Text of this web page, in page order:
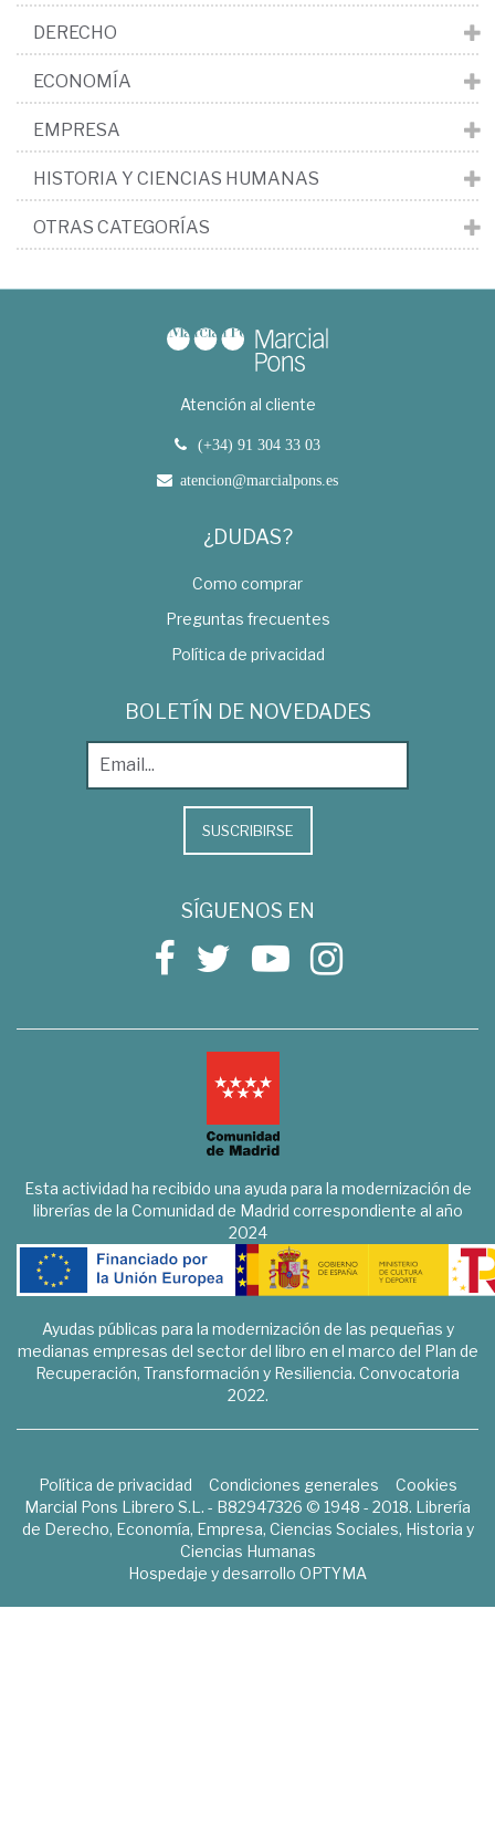
DERECHO
ECONOMÍA
EMPRESA
HISTORIA Y CIENCIAS HUMANAS
OTRAS CATEGORÍAS
Atención al cliente
(+34) 91 304 33 03
atencion@marcialpons.es
¿DUDAS?
Como comprar
Preguntas frecuentes
Política de privacidad
BOLETÍN DE NOVEDADES
SUSCRIBIRSE
SÍGUENOS EN
Esta actividad ha recibido una ayuda para la modernización de
librerías de la Comunidad de Madrid correspondiente al año
2024
Ayudas públicas para la modernización de las pequeñas y
medianas empresas del sector del libro en el marco del Plan de
Recuperación, Transformación y Resiliencia. Convocatoria
2022.
Política de privacidad Condiciones generales
Cookies
Marcial Pons Librero S.L. - B82947326 © 1948 - 2018. Librería
de Derecho, Economía, Empresa, Ciencias Sociales, Historia y
Ciencias Humanas
Hospedaje y desarrollo OPTYMA